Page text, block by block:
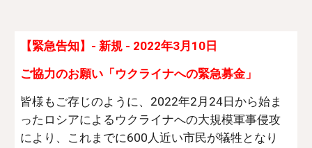
【緊急告知】- 新規 - 2022年3月10日
ご協力のお願い「ウクライナへの緊急募金」
皆様もご存じのように、2022年2月24日から始ま
ったロシアによるウクライナへの大規模軍事侵攻
により、これまでに600人近い市民が犠牲となり